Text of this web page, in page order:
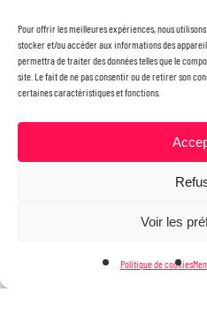
Pour offrir les meilleures expériences, nous
stocker et/ou accéder aux informations des
permettra de traiter des données telles que le
site. Le fait de ne pas consentir ou de retirer son
certaines caractéristiques et fonctions.
Voir les
Politique de cookies